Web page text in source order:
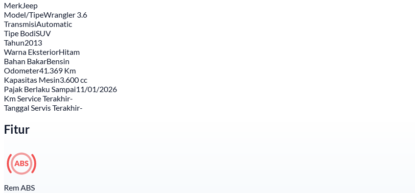
MerkJeep
Model/TipeWrangler 3.6
TransmisiAutomatic
Tipe BodiSUV
Tahun2013
Warna EksteriorHitam
Bahan BakarBensin
Odometer41.369 Km
Kapasitas Mesin3.600 cc
Pajak Berlaku Sampai11/01/2026
Km Service Terakhir-
Tanggal Servis Terakhir-
Fitur
Rem ABS